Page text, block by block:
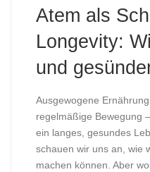
Atem als
Longevity:
und
Ausgewogene
regelmäßige Bewegung
ein langes, gesundes
schauen wir uns an, wie
machen können. Aber